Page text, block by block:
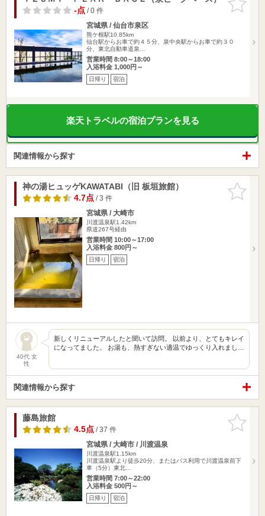
りに追加
-点/ 0 件
宮城県 / 仙台市泉区
熊ケ根駅10.85km
仙台駅からお車で約４５分、泉中央駅からお車で約３０
分、東北自動車道泉…
営業時間 8:00～18:00
入浴料金 1,000円～
日帰り 宿泊
楽天トラベルの宿泊プランを見る
関連情報から探す
お気に入
りに追加
神の湯ヒュッゲKAWATABI（旧 板垣旅館）
4.7点/ 3 件
宮城県 / 大崎市
川渡温泉駅1.42km
県道267号経由
営業時間 10:00～17:00
入浴料金 800円～
日帰り 宿泊
40代 女
性
新しくリニューアルしたと聞いて訪問。 以前より、とてもキレイ
になってました。 お湯も、熱すぎない適温でゆっくり入れまし…
関連情報から探す
お気に入
りに追加
藤島旅館
4.5点/ 37 件
宮城県 / 大崎市 / 川渡温泉
川渡温泉駅1.15km
川渡温泉駅より徒歩20分、またはバス利用で川渡温泉前下
車（5分）東北…
営業時間 7:00～22:00
入浴料金 500円～
日帰り 宿泊